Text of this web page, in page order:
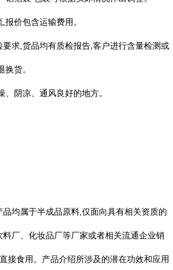
报价包含运输费用。
要求 货品均有质检报告,客户进行含量检测或
换货。
、阴凉、通风良好的地方。
均属于半成品原料 仅面向具有相关资质的
厂、化妆品厂等厂家或者相关流通企业销
接食用。产品介绍所涉及的潜在功效和应用